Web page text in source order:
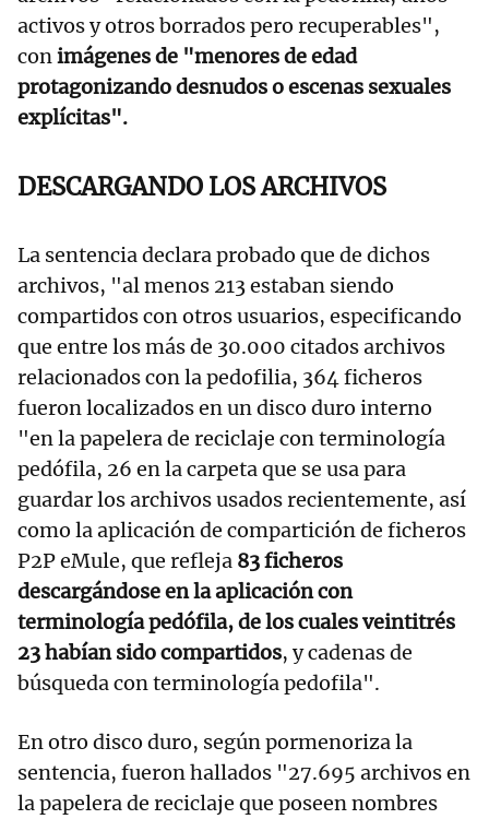
activos y otros borrados pero recuperables",
conimágenes de "menores de edad
protagonizando desnudos o escenas sexuales
explícitas".
DESCARGANDO LOS ARCHIVOS
La sentencia declara probado que de dichos
archivos, "al menos 213 estaban siendo
compartidos con otros usuarios, especificando
que entre los más de 30.000 citados archivos
relacionados con la pedofilia, 364 ficheros
fueron localizados en un disco duro interno
"en la papelera de reciclaje con terminología
pedófila, 26 en la carpeta que se usa para
guardar los archivos usados recientemente, así
como la aplicación de compartición de ficheros
P2P eMule, que refleja 83 ficheros
descargándose en la aplicación con
terminología pedófila, de los cuales veintitrés
23 habían sido compartidos, y cadenas de
búsqueda con terminología pedofila".
En otro disco duro, según pormenoriza la
sentencia, fueron hallados "27.695 archivos en
la papelera de reciclaje que poseen nombres